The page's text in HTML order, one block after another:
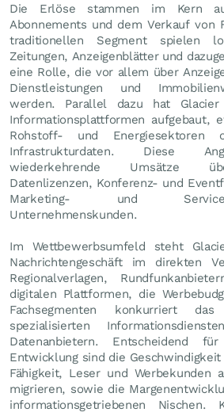
Die Erlöse stammen im Kern
Abonnements und dem Verkauf von
traditionellen Segment spielen
Zeitungen, Anzeigenblätter und
eine Rolle, die vor allem über
Dienstleistungen und
werden. Parallel dazu hat Glacier
Informationsplattformen aufgebaut,
Rohstoff- und Energiesektoren
Infrastrukturdaten. Diese
wiederkehrende Umsätze
Datenlizenzen, Konferenz- und
Marketing- und
Unternehmenskunden.
Im Wettbewerbsumfeld steht
Nachrichtengeschäft im direkten
Regionalverlagen,
digitalen Plattformen, die
Fachsegmenten konkurriert
spezialisierten
Datenanbietern. Entscheidend
Entwicklung sind die
Fähigkeit, Leser und Werbekunden
migrieren, sowie die
informationsgetriebenen Nischen.